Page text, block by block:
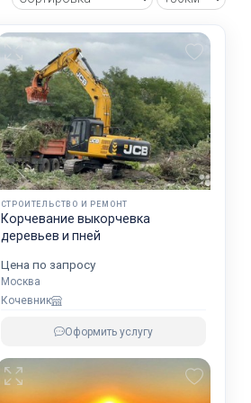
СТРОИТЕЛЬСТВО И РЕМОНТ
Корчевание выкорчевка
деревьев и пней
Цена по запросу
Москва
Кочевник
Оформить услугу